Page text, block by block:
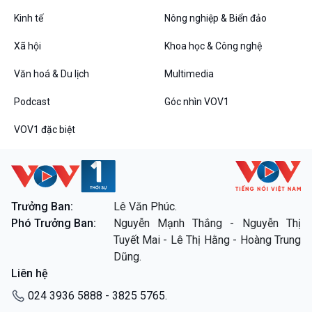
360 độ Sức khỏe
Tài nguyên và Môi trường
Chuyên gia của bạn
Xã hội chuyển động
Bước chân đến trường
Kết nối công nghệ
khí hậu
Văn hoá & Du lịch
Chát với người nổi tiếng
Câu chuyện Thể thao
Podcast
Góc nhìn VOV1
Bình luận
Kinh tế Nông nghiệp & Biển đảo
Xã hội Khoa học & Công nghệ
Văn hoá & Du lịch Multimedia
Podcast Góc nhìn VOV1
VOV1 đặc biệt
Trưởng Ban:
Lê Văn Phúc.
Phó Trưởng Ban:
Nguyễn Mạnh Thắng - Nguyễn Thị
Tuyết Mai - Lê Thị Hằng - Hoàng Trung
Dũng.
Liên hệ
024 3936 5888 - 3825 5765.